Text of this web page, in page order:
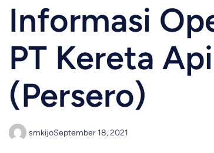
Informasi
PT Kereta
(Persero)
smkijoSeptember 18, 2021